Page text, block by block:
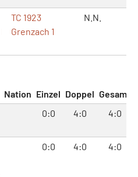
TC 1923
Grenzach 1
N.N.
Nation Einzel Doppel Gesamt
0:0 4:0 4:0
0:0 4:0 4:0